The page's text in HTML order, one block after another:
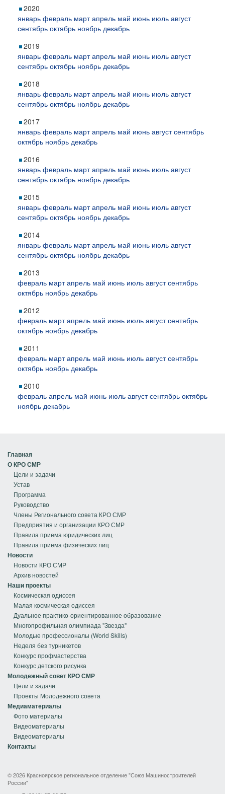
2020
январь февраль март апрель май июнь июль август
сентябрь октябрь ноябрь декабрь
2019
январь февраль март апрель май июнь июль август
сентябрь октябрь ноябрь декабрь
2018
январь февраль март апрель май июнь июль август
сентябрь октябрь ноябрь декабрь
2017
январь февраль март апрель май июнь август сентябрь
октябрь ноябрь декабрь
2016
январь февраль март апрель май июнь июль август
сентябрь октябрь ноябрь декабрь
2015
январь февраль март апрель май июнь июль август
сентябрь октябрь ноябрь декабрь
2014
январь февраль март апрель май июнь июль август
сентябрь октябрь ноябрь декабрь
2013
февраль март апрель май июнь июль август сентябрь
октябрь ноябрь декабрь
2012
февраль март апрель май июнь июль август сентябрь
октябрь ноябрь декабрь
2011
февраль март апрель май июнь июль август сентябрь
октябрь ноябрь декабрь
2010
февраль апрель май июнь июль август сентябрь октябрь
ноябрь декабрь
Главная
О КРО СМР
Цели и задачи
Устав
Программа
Руководство
Члены Регионального совета КРО СМР
Предприятия и организации КРО СМР
Правила приема юридических лиц
Правила приема физических лиц
Новости
Новости КРО СМР
Архив новостей
Наши проекты
Космическая одиссея
Малая космическая одиссея
Дуальное практико-ориентированное образование
Многопрофильная олимпиада "Звезда"
Молодые профессионалы (World Skills)
Неделя без турникетов
Конкурс профмастерства
Конкурс детского рисунка
Молодежный совет КРО СМР
Цели и задачи
Проекты Молодежного совета
Медиаматериалы
Фото материалы
Видеоматериалы
Видеоматериалы
Контакты
© 2026 Красноярское региональное отделение "Союз Машиностроителей
России"